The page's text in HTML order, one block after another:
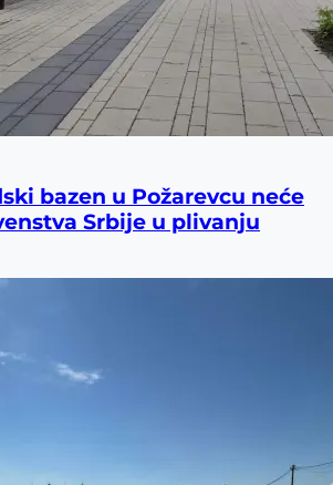
bazen u Požarevcu neće
Srbije u plivanju